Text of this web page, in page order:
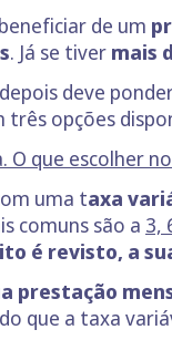
de um
. Já se tiver mais
deve
três opções
O que escolher
uma taxa
comuns são a 3,
é revisto, a
prestação
que a taxa